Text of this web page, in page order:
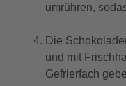
umrühren,
Die
und mit
Gefrierfach